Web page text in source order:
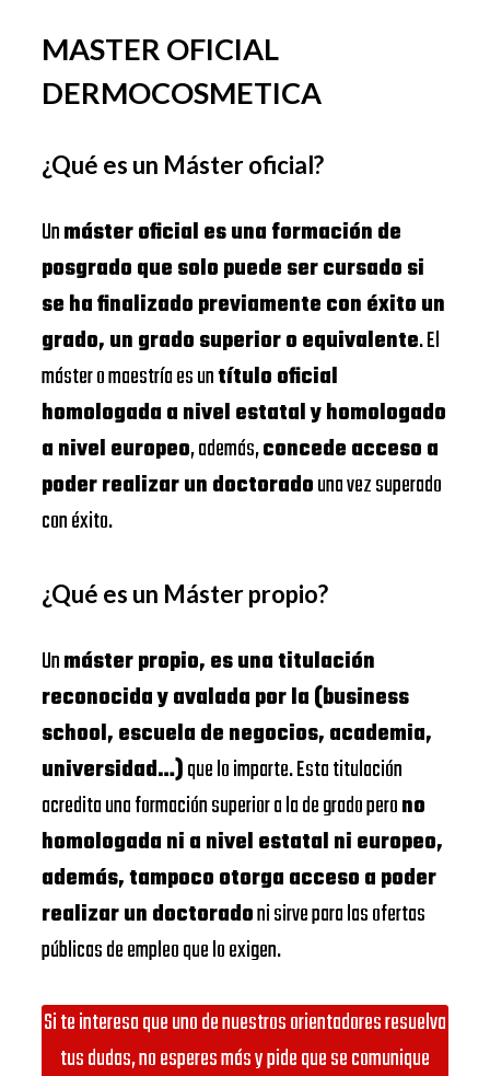
MASTER OFICIAL
DERMOCOSMETICA
¿Qué es un Máster oficial?
Unmáster oficial es una formación de
posgrado que solo puede ser cursado si
se ha finalizado previamente con éxito un
grado, un grado superior o equivalente. El
máster o maestría es untítulo oficial
homologada a nivel estatal y homologado
a nivel europeo, además,concede acceso a
poder realizar un doctoradouna vez superado
con éxito.
¿Qué es un Máster propio?
Unmáster propio, es una titulación
reconocida y avalada por la (business
school, escuela de negocios, academia,
universidad…)que lo imparte. Esta titulación
acredita una formación superior a la de grado perono
homologada ni a nivel estatal ni europeo,
además, tampoco otorga acceso a poder
realizar un doctoradoni sirve para las ofertas
públicas de empleo que lo exigen.
Si te interesa que uno de nuestros orientadores resuelva
tus dudas, no esperes más y pide que se comunique